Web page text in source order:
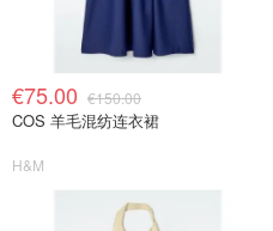
€75.00 €150.00
COS 羊毛混纺连衣裙
H&M